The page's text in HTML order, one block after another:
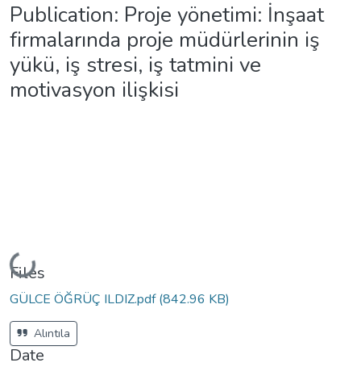
Publication: Proje yönetimi: İnşaat
firmalarında proje müdürlerinin iş
yükü, iş stresi, iş tatmini ve
motivasyon ilişkisi
Loading...
Files
GÜLCE ÖĞRÜÇ ILDIZ.pdf(842.96 KB)
Alıntıla
Date